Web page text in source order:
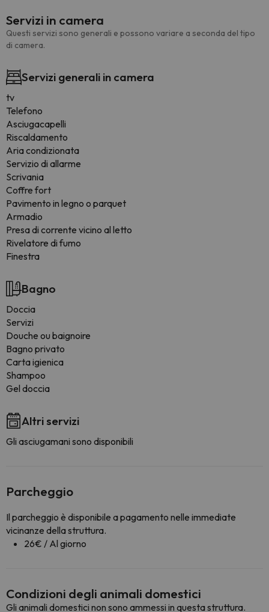
Servizi in camera
Questi servizi sono generali e possono variare a seconda del tipo
di camera.
Servizi generali in camera
tv
Telefono
Asciugacapelli
Riscaldamento
Aria condizionata
Servizio di allarme
Scrivania
Coffre fort
Pavimento in legno o parquet
Armadio
Presa di corrente vicino al letto
Rivelatore di fumo
Finestra
Bagno
Doccia
Servizi
Douche ou baignoire
Bagno privato
Carta igienica
Shampoo
Gel doccia
Altri servizi
Gli asciugamani sono disponibili
Parcheggio
Il parcheggio è disponibile a pagamento nelle immediate
vicinanze della struttura.
26€ / Al giorno
Condizioni degli animali domestici
Gli animali domestici non sono ammessi in questa struttura.